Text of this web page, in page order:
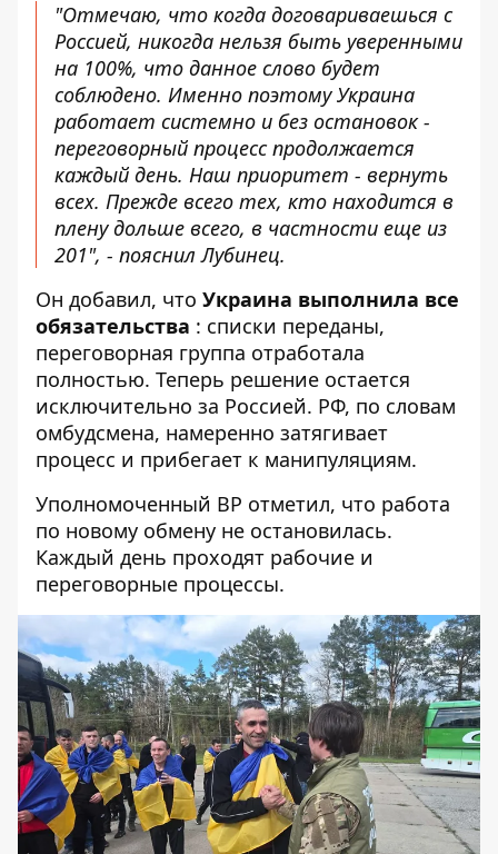
"Отмечаю, что когда договариваешься с
Россией, никогда нельзя быть уверенными
на 100%, что данное слово будет
соблюдено. Именно поэтому Украина
работает системно и без остановок -
переговорный процесс продолжается
каждый день. Наш приоритет - вернуть
всех. Прежде всего тех, кто находится в
плену дольше всего, в частности еще из
201", - пояснил Лубинец.
Он добавил, что Украина выполнила все
обязательства : списки переданы,
переговорная группа отработала
полностью. Теперь решение остается
исключительно за Россией. РФ, по словам
омбудсмена, намеренно затягивает
процесс и прибегает к манипуляциям.
Уполномоченный ВР отметил, что работа
по новому обмену не остановилась.
Каждый день проходят рабочие и
переговорные процессы.